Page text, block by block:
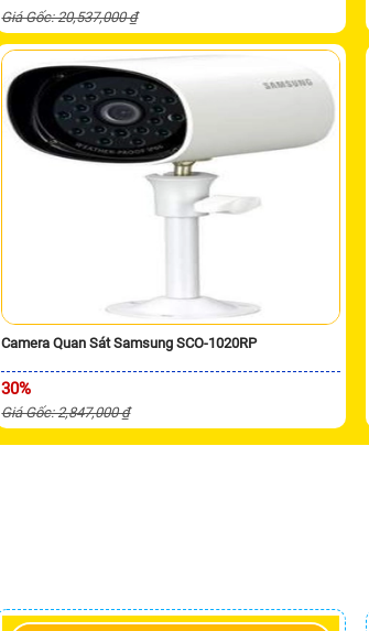
Giá Gốc: 20,537,000 ₫
Camera Quan Sát Samsung SCO-1020RP
30%
Giá Gốc: 2,847,000 ₫